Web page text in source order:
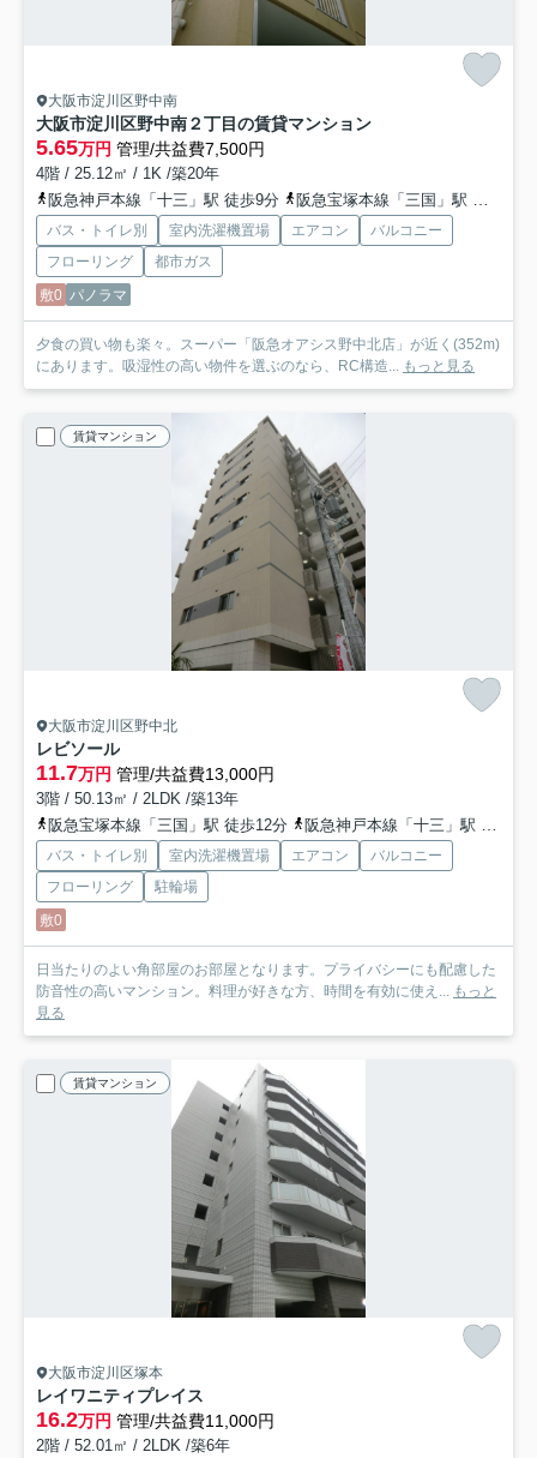
大阪市淀川区野中南
大阪市淀川区野中南２丁目の賃貸マンション
5.65万円 管理/共益費7,500円
4階 / 25.12㎡ / 1K /築20年
阪急神戸本線「十三」駅 徒歩9分
阪急宝塚本線「三国」駅 徒歩18分
バス・トイレ別 室内洗濯機置場 エアコン
バルコニー
フローリング
都市ガス
敷0 パノラマ
夕食の買い物も楽々。スーパー「阪急オアシス野中北店」が近く(352m)
にあります。吸湿性の高い物件を選ぶのなら、RC構造...
もっと見る
賃貸マンション
大阪市淀川区野中北
レビソール
11.7万円 管理/共益費13,000円
3階 / 50.13㎡ / 2LDK /築13年
阪急宝塚本線「三国」駅 徒歩12分
阪急神戸本線「十三」駅 徒歩12分
バス・トイレ別 室内洗濯機置場 エアコン
バルコニー
フローリング
駐輪場
敷0
日当たりのよい角部屋のお部屋となります。プライバシーにも配慮した
防音性の高いマンション。料理が好きな方、時間を有効に使え...
もっと
見る
賃貸マンション
大阪市淀川区塚本
レイワニティプレイス
16.2万円 管理/共益費11,000円
2階 / 52.01㎡ / 2LDK /築6年